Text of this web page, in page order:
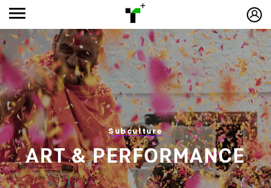
Subculture
ART & PERFORMANCE